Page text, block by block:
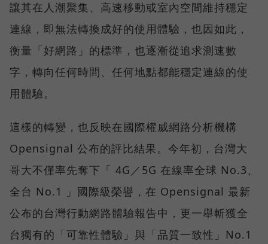
讓其在人潮聚集、高速移動或室內空間維持穩定
連線，即無法轉換成好的使用體驗，也因如此，
衡量「好網路」的標準，也逐漸從追求測速數
字，轉向任何時間、任何地點都能穩定連線的使
用體驗。
這樣的轉變，也反映在國際權威網路分析機構
Opensignal 公布的評比結果。今年初，台灣大
哥大不僅率先奪下「 4G／5G 在線率全球 No.3、
全台 No.1 」國際級榮譽，在 Opensignal 最新
公布的台灣行動網路體驗報告中，更一舉斬獲全
台獨有的「可靠性體驗」與「品質一致性」No.1